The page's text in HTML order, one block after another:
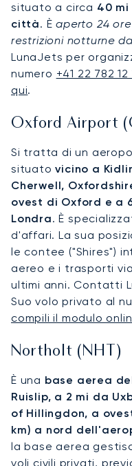
situato a circa 40
città. Èaperto 24
restrizioni notturne
LunaJets per
numero +41 22 782 12
qui.
Oxford Airport
Si tratta di un
situatovicino a
Cherwell,
ovest di Oxford e a
Londra. È
d'affari. La sua
le contee ("Shires")
aereo e i trasporti
ultimi anni. Contatti
Suo volo privato al
compili il modulo
Northolt (NHT)
È una base aerea
Ruislip, a 2 mi da
of Hillingdon, a
km) a nord
la base aerea
voli civili privati,